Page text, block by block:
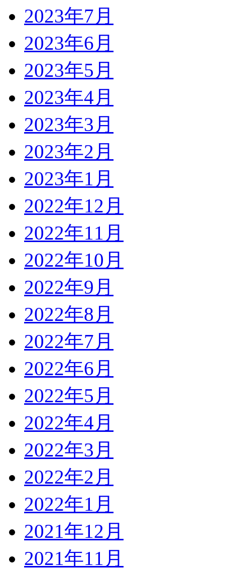
2023年7月
2023年6月
2023年5月
2023年4月
2023年3月
2023年2月
2023年1月
2022年12月
2022年11月
2022年10月
2022年9月
2022年8月
2022年7月
2022年6月
2022年5月
2022年4月
2022年3月
2022年2月
2022年1月
2021年12月
2021年11月